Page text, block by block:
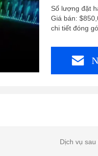
Số lượng đặt
Giá bán:
chi tiết đóng
Dịch vụ sau